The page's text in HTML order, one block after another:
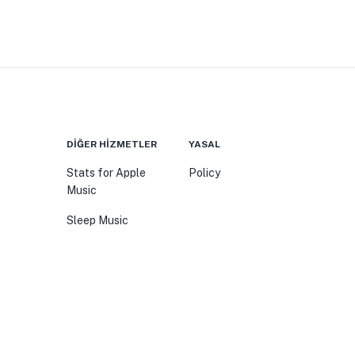
DIĞER HIZMETLER
Stats for Apple
Music
Sleep Music
YASAL
Policy